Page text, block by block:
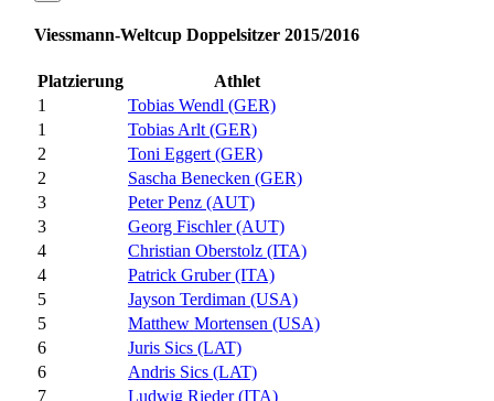
Viessmann-Weltcup Doppelsitzer 2015/2016
Platzierung
Athlet
1
Tobias Wendl (GER)
1
Tobias Arlt (GER)
2
Toni Eggert (GER)
2
Sascha Benecken (GER)
3
Peter Penz (AUT)
3
Georg Fischler (AUT)
4
Christian Oberstolz (ITA)
4
Patrick Gruber (ITA)
5
Jayson Terdiman (USA)
5
Matthew Mortensen (USA)
6
Juris Sics (LAT)
6
Andris Sics (LAT)
7
Ludwig Rieder (ITA)